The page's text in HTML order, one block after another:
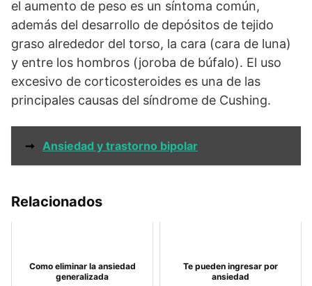
el aumento de peso es un síntoma común,
además del desarrollo de depósitos de tejido
graso alrededor del torso, la cara (cara de luna)
y entre los hombros (joroba de búfalo). El uso
excesivo de corticosteroides es una de las
principales causas del síndrome de Cushing.
➞ Ansiedad y trastorno bipolar
Relacionados
Como eliminar la ansiedad
generalizada
Te pueden ingresar por
ansiedad